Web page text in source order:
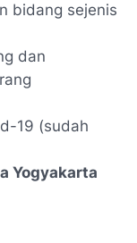
bidang sejenis
dan
19 (sudah
Yogyakarta